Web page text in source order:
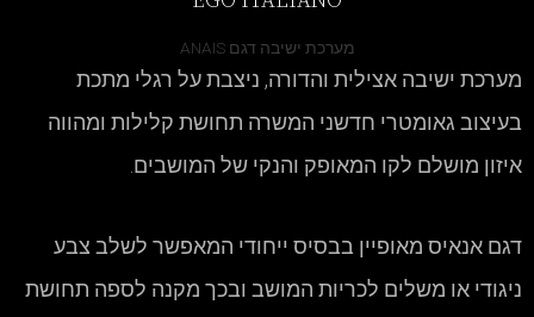
מערכת ישיבה דגם ANAIS
מערכת ישיבה אצילית והדורה, ניצבת על רגלי מתכת
בעיצוב גאומטרי חדשני המשרה תחושת קלילות ומהווה
איזון מושלם לקו המאופק והנקי של המושבים.
דגם אנאיס מאופיין בבסיס ייחודי המאפשר לשלב צבע
ניגודי או משלים לכריות המושב ובכך מקנה לספה תחושת